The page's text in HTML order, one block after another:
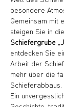
besondere
Gemeinsam mit
steigen Sie in die
Schiefergrube
entdecken Sie
Arbeit der
mehr über die
Schieferabbaus.
Ein